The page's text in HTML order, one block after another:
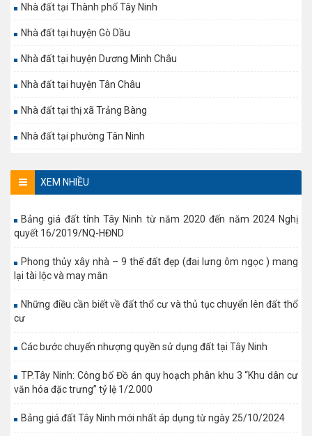
Nhà đất tại Thành phố Tây Ninh
Nhà đất tại huyện Gò Dầu
Nhà đất tại huyện Dương Minh Châu
Nhà đất tại huyện Tân Châu
Nhà đất tại thị xã Trảng Bàng
Nhà đất tại phường Tân Ninh
XEM NHIỀU
Bảng giá đất tỉnh Tây Ninh từ năm 2020 đến năm 2024 Nghị
quyết 16/2019/NQ-HĐND
Phong thủy xây nhà – 9 thế đất đẹp (đai lưng ôm ngọc ) mang
lại tài lộc và may mắn
Những điều cần biết về đất thổ cư và thủ tục chuyển lên đất thổ
cư
Các bước chuyển nhượng quyền sử dụng đất tại Tây Ninh
TP.Tây Ninh: Công bố Đồ án quy hoạch phân khu 3 “Khu dân cư
văn hóa đặc trưng” tỷ lệ 1/2.000
Bảng giá đất Tây Ninh mới nhất áp dụng từ ngày 25/10/2024